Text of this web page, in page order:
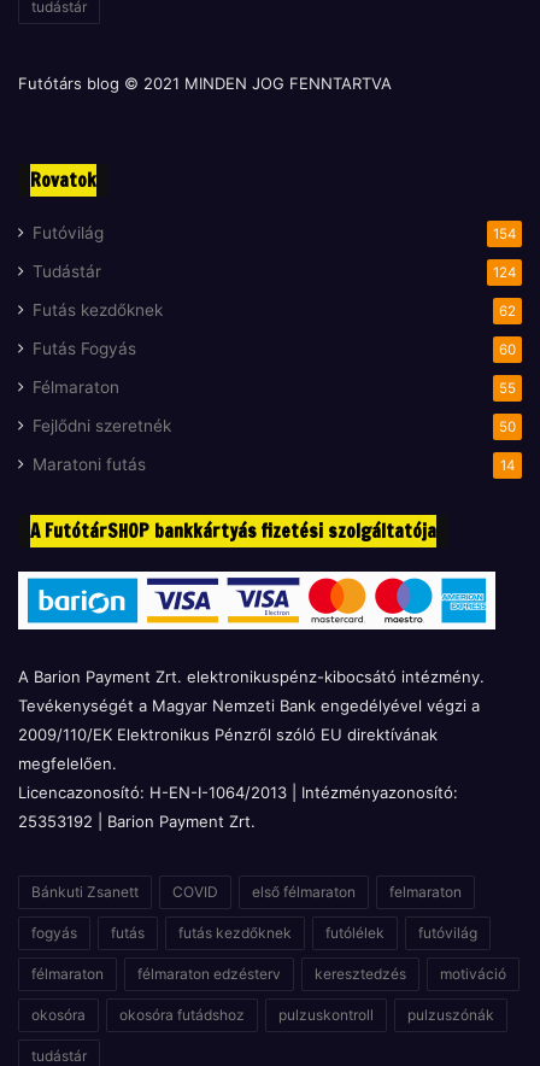
tudástár
Futótárs blog © 2021 MINDEN JOG FENNTARTVA
Rovatok
Futóvilág 154
Tudástár 124
Futás kezdőknek 62
Futás Fogyás 60
Félmaraton 55
Fejlődni szeretnék 50
Maratoni futás 14
A FutótárSHOP bankkártyás fizetési szolgáltatója
A Barion Payment Zrt. elektronikuspénz-kibocsátó intézmény.
Tevékenységét a Magyar Nemzeti Bank engedélyével végzi a
2009/110/EK Elektronikus Pénzről szóló EU direktívának
megfelelően.
Licencazonosító: H-EN-I-1064/2013 | Intézményazonosító:
25353192 | Barion Payment Zrt.
Bánkuti Zsanett COVID első félmaraton felmaraton
fogyás futás futás kezdőknek futólélek futóvilág
félmaraton félmaraton edzésterv keresztedzés motiváció
okosóra okosóra futádshoz pulzuskontroll pulzuszónák
tudástár